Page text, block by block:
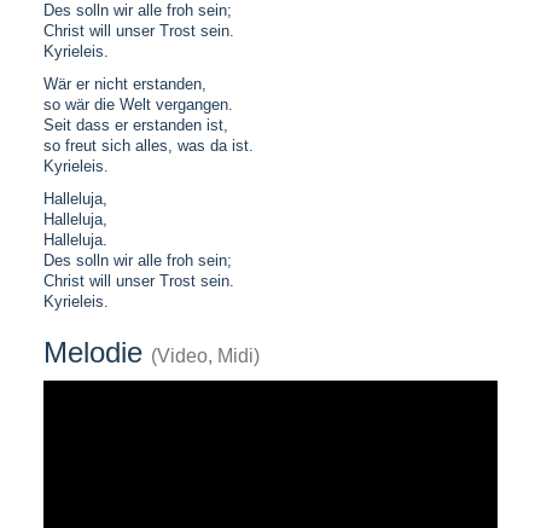
Des solln wir alle froh sein;
Christ will unser Trost sein.
Kyrieleis.
Wär er nicht erstanden,
so wär die Welt vergangen.
Seit dass er erstanden ist,
so freut sich alles, was da ist.
Kyrieleis.
Halleluja,
Halleluja,
Halleluja.
Des solln wir alle froh sein;
Christ will unser Trost sein.
Kyrieleis.
Melodie (Video, Midi)